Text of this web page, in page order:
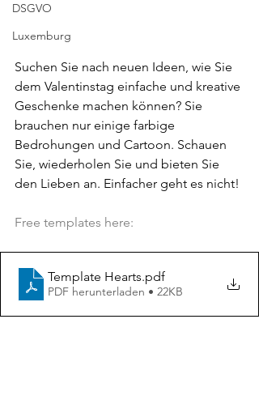
DSGVO
Luxemburg
Suchen Sie nach neuen Ideen, wie Sie
dem Valentinstag einfache und kreative
Geschenke machen können? Sie
brauchen nur einige farbige
Bedrohungen und Cartoon. Schauen
Sie, wiederholen Sie und bieten Sie
den Lieben an. Einfacher geht es nicht!
Free templates here:
Template Hearts.pdf
PDF herunterladen • 22KB